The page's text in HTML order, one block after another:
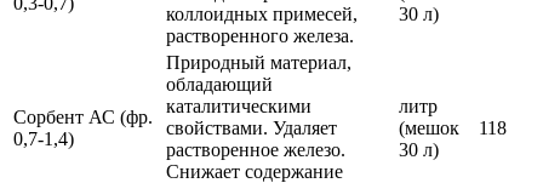
коллоидных примесей,
растворенного железа.
30 л)
Сорбент АС (фр.
0,7-1,4)
Природный материал,
обладающий
каталитическими
свойствами. Удаляет
растворенное железо.
Снижает содержание
литр
(мешок
30 л)
118